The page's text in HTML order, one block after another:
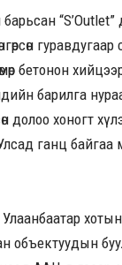
барьсан
төмөр бетонон
барилга
долоо хоногт
ганц
Улаанбаатар
объектуудын